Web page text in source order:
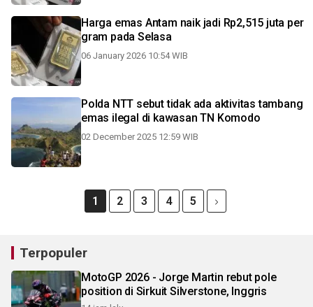
Harga emas Antam naik jadi Rp2,515 juta per
gram pada Selasa
06 January 2026 10:54 WIB
Polda NTT sebut tidak ada aktivitas tambang
emas ilegal di kawasan TN Komodo
02 December 2025 12:59 WIB
1 2 3 4 5
Terpopuler
MotoGP 2026 - Jorge Martin rebut pole
position di Sirkuit Silverstone, Inggris